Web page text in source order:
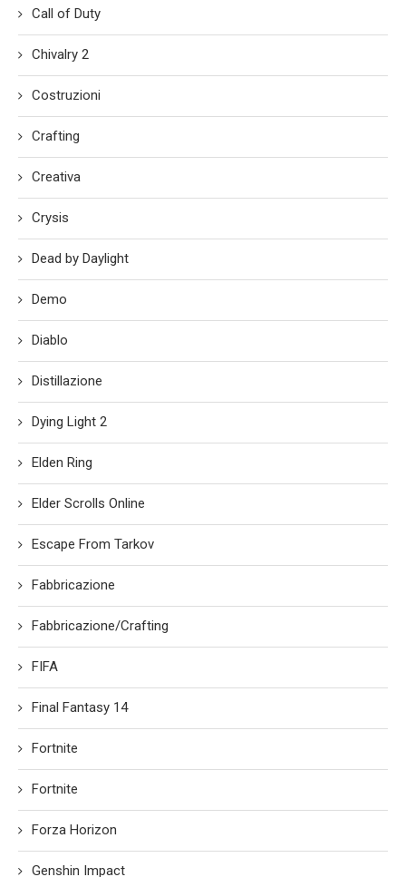
Call of Duty
Chivalry 2
Costruzioni
Crafting
Creativa
Crysis
Dead by Daylight
Demo
Diablo
Distillazione
Dying Light 2
Elden Ring
Elder Scrolls Online
Escape From Tarkov
Fabbricazione
Fabbricazione/Crafting
FIFA
Final Fantasy 14
Fortnite
Fortnite
Forza Horizon
Genshin Impact